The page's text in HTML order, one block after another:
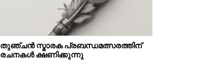
തുഞ്ചൻ സ്മാരക പ്രബന്ധമത്സരത്തിന്
രചനകൾ ക്ഷണിക്കുന്നു